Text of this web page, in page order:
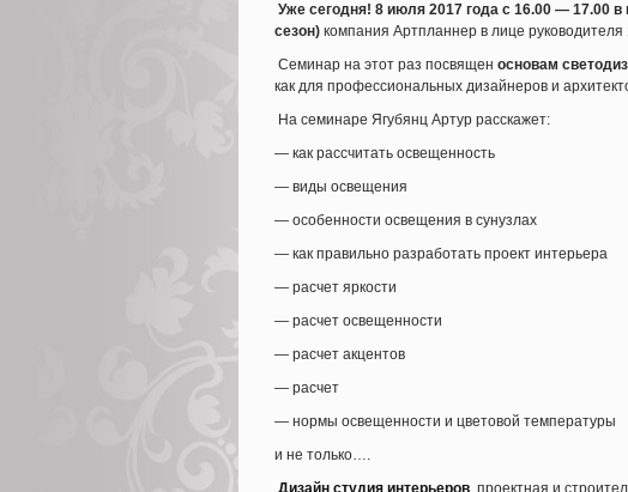
Уже сегодня! 8 июля 2017 года с 16.00 — 17.00 в
сезон) компания Артпланнер в лице
Семинар на этот раз посвящен основам
как для профессиональных дизайнеров и
На семинаре Ягубянц Артур расскажет:
— как рассчитать освещенность
— виды освещения
— особенности освещения в сунузлах
— как правильно разработать проект интерьера
— расчет яркости
— расчет освещенности
— расчет акцентов
— расчет
— нормы освещенности и цветовой температуры
и не только….
Дизайн студия интерьеров, проектная и